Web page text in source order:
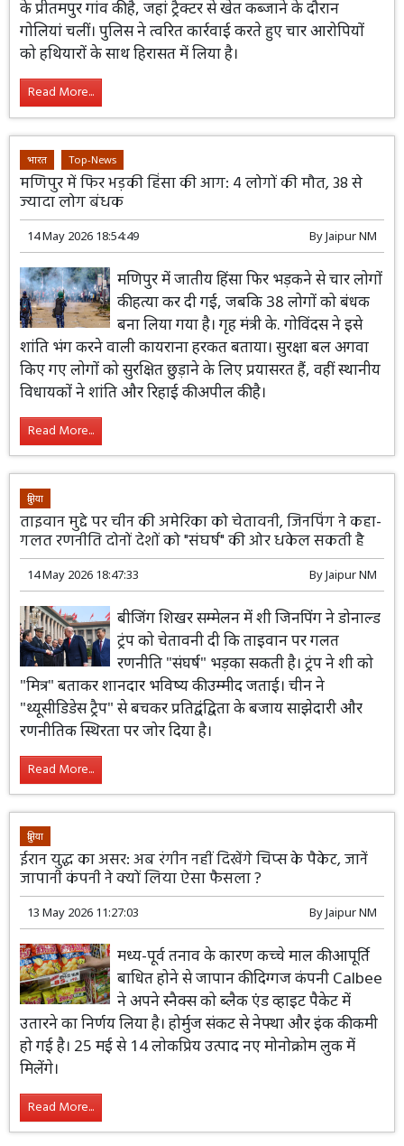
के प्रीतमपुर गांव की है, जहां ट्रैक्टर से खेत कब्जाने के दौरान
गोलियां चलीं। पुलिस ने त्वरित कार्रवाई करते हुए चार आरोपियों
को हथियारों के साथ हिरासत में लिया है।
Read More...
भारत Top-News
मणिपुर में फिर भड़की हिंसा की आग: 4 लोगों की मौत, 38 से
ज्यादा लोग बंधक
14 May 2026 18:54:49 ByJaipur NM
मणिपुर में जातीय हिंसा फिर भड़कने से चार लोगों
की हत्या कर दी गई, जबकि 38 लोगों को बंधक
बना लिया गया है। गृह मंत्री के. गोविंदस ने इसे
शांति भंग करने वाली कायराना हरकत बताया। सुरक्षा बल अगवा
किए गए लोगों को सुरक्षित छुड़ाने के लिए प्रयासरत हैं, वहीं स्थानीय
विधायकों ने शांति और रिहाई की अपील की है।
Read More...
दुनिया
ताइवान मुद्दे पर चीन की अमेरिका को चेतावनी, जिनपिंग ने कहा-
गलत रणनीति दोनों देशों को "संघर्ष" की ओर धकेल सकती है
14 May 2026 18:47:33 ByJaipur NM
बीजिंग शिखर सम्मेलन में शी जिनपिंग ने डोनाल्ड
ट्रंप को चेतावनी दी कि ताइवान पर गलत
रणनीति "संघर्ष" भड़का सकती है। ट्रंप ने शी को
"मित्र" बताकर शानदार भविष्य की उम्मीद जताई। चीन ने
"थ्यूसीडिडेस ट्रैप" से बचकर प्रतिद्वंद्विता के बजाय साझेदारी और
रणनीतिक स्थिरता पर जोर दिया है।
Read More...
दुनिया
ईरान युद्ध का असर: अब रंगीन नहीं दिखेंगे चिप्स के पैकेट, जानें
जापानी कंपनी ने क्यों लिया ऐसा फैसला ?
13 May 2026 11:27:03 ByJaipur NM
मध्य-पूर्व तनाव के कारण कच्चे माल की आपूर्ति
बाधित होने से जापान की दिग्गज कंपनी Calbee
ने अपने स्नैक्स को ब्लैक एंड व्हाइट पैकेट में
उतारने का निर्णय लिया है। होर्मुज संकट से नेफ्था और इंक की कमी
हो गई है। 25 मई से 14 लोकप्रिय उत्पाद नए मोनोक्रोम लुक में
मिलेंगे।
Read More...